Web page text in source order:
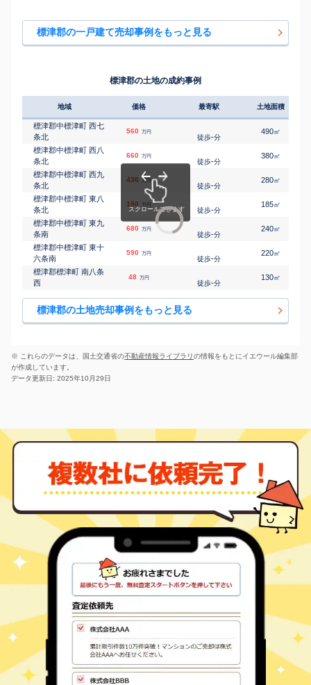
標津郡の一戸建て売却事例をもっと見る
標津郡の土地の成約事例
地域 価格 最寄駅 土地面積
標津郡中標津町 西七
条北
560 万円
徒歩-分
490㎡
標津郡中標津町 西八
条北
660 万円
徒歩-分
380㎡
標津郡中標津町 西九
条北
430 万円
徒歩-分
280㎡
標津郡中標津町 東八
条北
150 万円
徒歩-分
185㎡
標津郡中標津町 東九
条南
680 万円
徒歩-分
240㎡
標津郡中標津町 東十
六条南
590 万円
徒歩-分
220㎡
標津郡標津町 南八条
西
48 万円
徒歩-分
130㎡
標津郡の土地売却事例をもっと見る
※ これらのデータは、国土交通省の不動産情報ライブラリの情報をもとにイエウール編集部
が作成しています。
データ更新日: 2025年10月29日